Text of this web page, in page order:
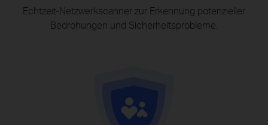
Echtzeit-Netzwerkscanner zur Erkennung potenzieller
Bedrohungen und Sicherheitsprobleme.